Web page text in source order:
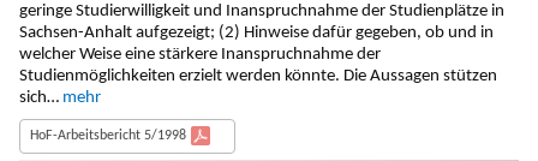
geringe Studierwilligkeit und Inanspruchnahme der Studienplätze in
Sachsen-Anhalt aufgezeigt; (2) Hinweise dafür gegeben, ob und in
welcher Weise eine stärkere Inanspruchnahme der
Studienmöglichkeiten erzielt werden könnte. Die Aussagen stützen
sich… mehr
HoF-Arbeitsbericht 5/1998